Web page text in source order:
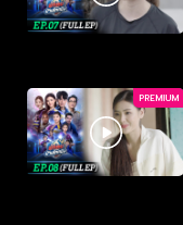
PREMIUM